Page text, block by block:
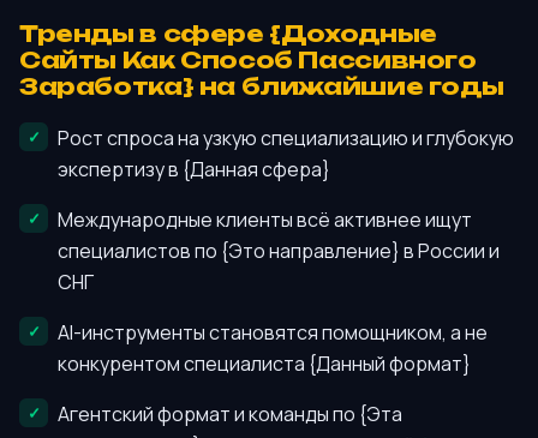
Тренды в сфере {Доходные
Сайты Как Способ Пассивного
Заработка} на ближайшие годы
Рост спроса на узкую специализацию и глубокую
экспертизу в {Данная сфера}
Международные клиенты всё активнее ищут
специалистов по {Это направление} в России и
СНГ
AI-инструменты становятся помощником, а не
конкурентом специалиста {Данный формат}
Агентский формат и команды по {Эта